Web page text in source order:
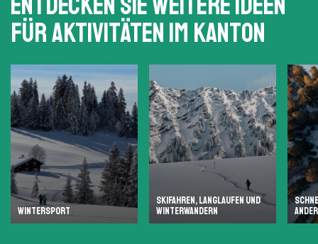
für Aktivitäten im Kanton
WINTERSPORT
SKIFAHREN, LANGLAUFEN UND
WINTERWANDERN